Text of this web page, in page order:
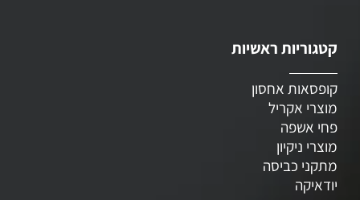
קטגוריות ראשיות
קופסאות אחסון
מוצרי אקריל
פחי אשפה
מוצרי ניקיון
מתקני כביסה
יודאיקה